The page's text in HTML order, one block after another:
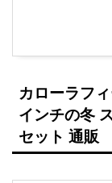
カローラフ
インチの冬
セット 通販